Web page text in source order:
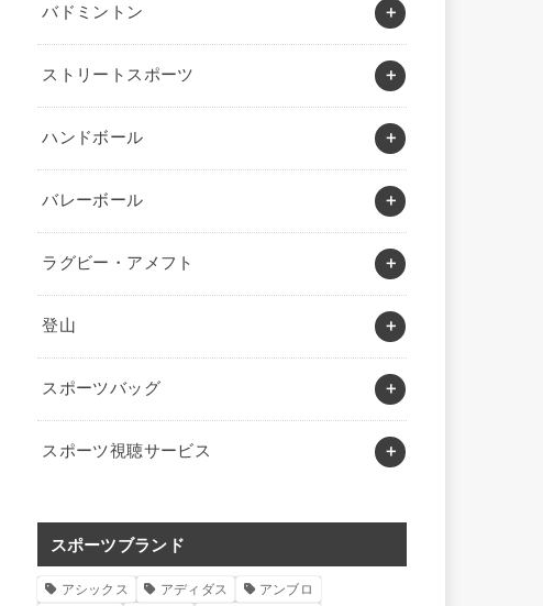
バドミントン
ストリートスポーツ
ハンドボール
バレーボール
ラグビー・アメフト
登山
スポーツバッグ
スポーツ視聴サービス
スポーツブランド
アシックス アディダス
アンブロ